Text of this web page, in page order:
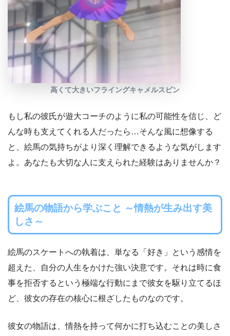
高くて大きいフライングキャメルスピン
もし私の彼氏が遊大コーチのように私の可能性を信じ、ど
んな時も支えてくれる人だったら…そんな風に想像する
と、絵馬の気持ちがより深く理解できるような気がします
よ。あなたも大切な人に支えられた経験はありませんか？
絵馬の物語から学ぶこと ～情熱が生み出す美
しさ～
絵馬のスケートへの執着は、単なる「好き」という感情を
超えた、自分の人生をかけた強い決意です。それは時に食
事を拒否するという極端な行動にまで彼女を駆り立てるほ
ど、彼女の存在の核心に根ざしたものなのです。
彼女の物語は、情熱を持って何かに打ち込むことの美しさ